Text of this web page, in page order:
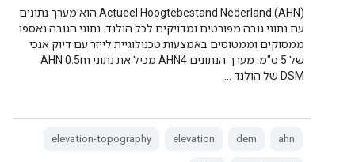
‫Actueel Hoogtebestand Nederland (AHN) הוא מערך נתונים
עם נתוני גובה מפורטים ומדויקים לכל הולנד. נתוני הגובה נאספו
ממסוקים וממטוסים באמצעות טכנולוגיית לייזר עם דיוק אנכי
של 5 ס"מ. מערך הנתונים AHN4 מכיל את נתוני AHN 0.5m
DSM של הולנד …
ahn
dem
elevation
elevation-topography